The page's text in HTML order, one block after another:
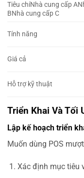
Tiêu chíNhà cung cấp
BNhà cung cấp C
Tính năng
Giá cả
Hỗ trợ kỹ thuật
Triển Khai Và Tối
Lập kế hoạch triển
Muốn dùng POS
Xác định mục tiêu